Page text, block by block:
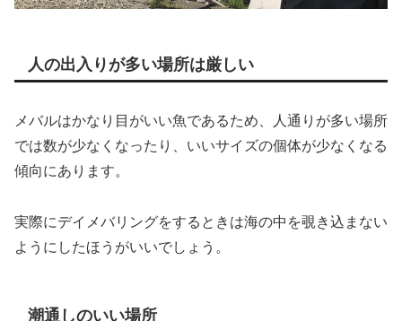
人の出入りが多い場所は厳しい
メバルはかなり目がいい魚であるため、人通りが多い場所
では数が少なくなったり、いいサイズの個体が少なくなる
傾向にあります。
実際にデイメバリングをするときは海の中を覗き込まない
ようにしたほうがいいでしょう。
潮通しのいい場所